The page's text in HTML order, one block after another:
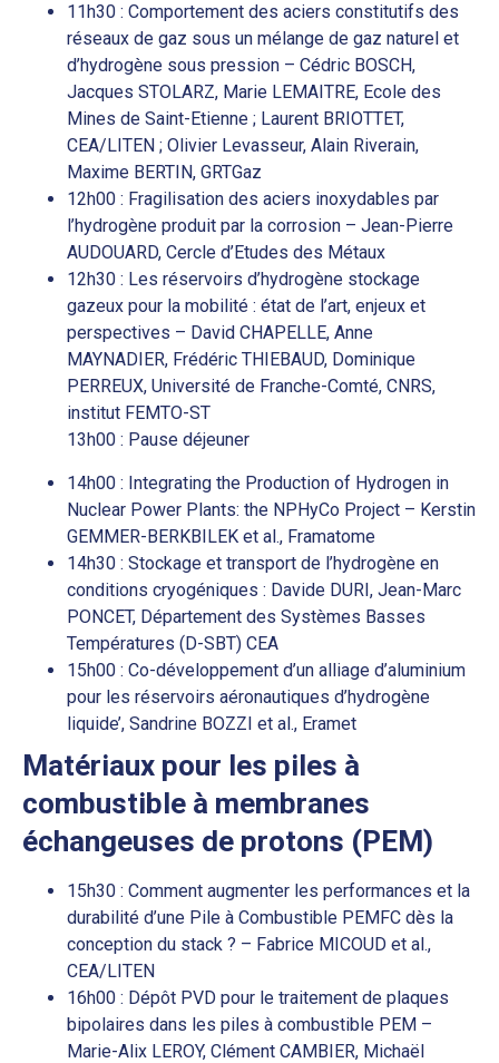
11h30 : Comportement des aciers constitutifs des
réseaux de gaz sous un mélange de gaz naturel et
d’hydrogène sous pression – Cédric BOSCH,
Jacques STOLARZ, Marie LEMAITRE, Ecole des
Mines de Saint-Etienne ; Laurent BRIOTTET,
CEA/LITEN ; Olivier Levasseur, Alain Riverain,
Maxime BERTIN, GRTGaz
12h00 : Fragilisation des aciers inoxydables par
l’hydrogène produit par la corrosion – Jean-Pierre
AUDOUARD, Cercle d’Etudes des Métaux
12h30 : Les réservoirs d’hydrogène stockage
gazeux pour la mobilité : état de l’art, enjeux et
perspectives – David CHAPELLE, Anne
MAYNADIER, Frédéric THIEBAUD, Dominique
PERREUX, Université de Franche-Comté, CNRS,
institut FEMTO-ST
13h00 : Pause déjeuner
14h00 : Integrating the Production of Hydrogen in
Nuclear Power Plants: the NPHyCo Project – Kerstin
GEMMER-BERKBILEK et al., Framatome
14h30 : Stockage et transport de l’hydrogène en
conditions cryogéniques : Davide DURI, Jean-Marc
PONCET, Département des Systèmes Basses
Températures (D-SBT) CEA
15h00 : Co-développement d’un alliage d’aluminium
pour les réservoirs aéronautiques d’hydrogène
liquide’, Sandrine BOZZI et al., Eramet
Matériaux pour les piles à
combustible à membranes
échangeuses de protons (PEM)
15h30 : Comment augmenter les performances et la
durabilité d’une Pile à Combustible PEMFC dès la
conception du stack ? – Fabrice MICOUD et al.,
CEA/LITEN
16h00 : Dépôt PVD pour le traitement de plaques
bipolaires dans les piles à combustible PEM –
Marie-Alix LEROY, Clément CAMBIER, Michaël